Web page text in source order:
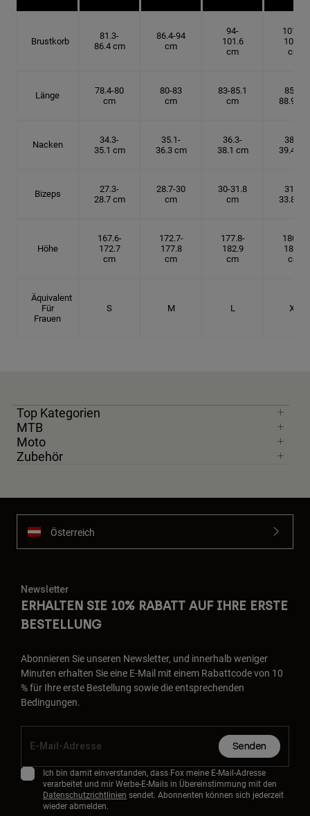
Brustkorb
81.3-
86.4 cm
86.4-94
cm
94-
101.6
cm
101.6-
109.2
cm
Länge
78.4-80
cm
80-83
cm
83-85.1
cm
85.1-
88.9 cm
Nacken
34.3-
35.1 cm
35.1-
36.3 cm
36.3-
38.1 cm
38.1-
39.4 cm
Bizeps
27.3-
28.7 cm
28.7-30
cm
30-31.8
cm
31.8-
33.8 cm
Höhe
167.6-
172.7
cm
172.7-
177.8
cm
177.8-
182.9
cm
180.3-
185.5
cm
Äquivalent
Für
Frauen
S M L XL
Top Kategorien
MTB
Moto
Zubehör
Österreich
Newsletter
ERHALTEN SIE 10% RABATT AUF IHRE ERSTE
BESTELLUNG
Abonnieren Sie unseren Newsletter, und innerhalb weniger
Minuten erhalten Sie eine E-Mail mit einem Rabattcode von 10
% für Ihre erste Bestellung sowie die entsprechenden
Bedingungen.
Senden
Ich bin damit einverstanden, dass Fox meine E-Mail-Adresse
verarbeitet und mir Werbe-E-Mails in Übereinstimmung mit den
Datenschutzrichtlinien sendet. Abonnenten können sich jederzeit
wieder abmelden.